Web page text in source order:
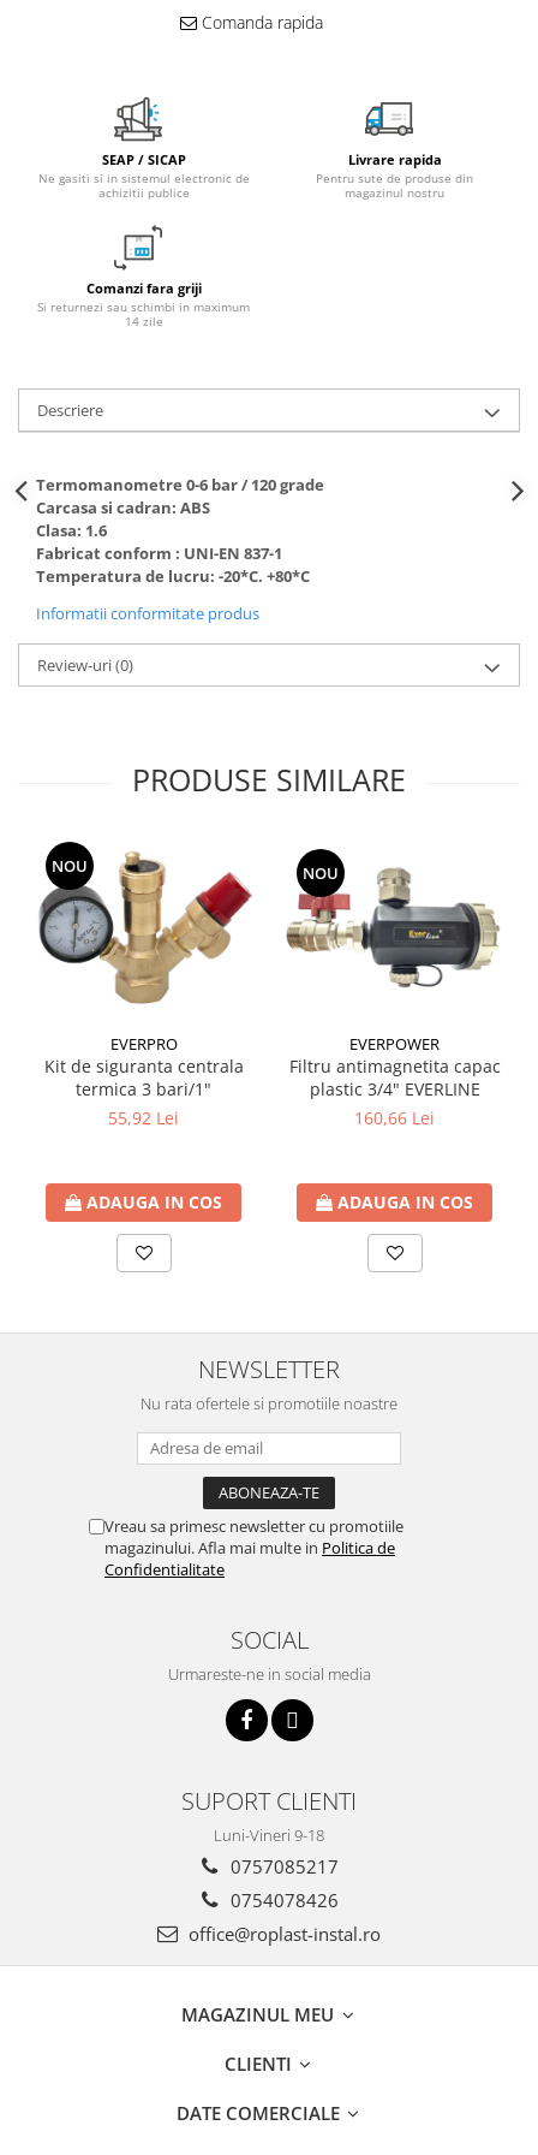
Distribuitor pexal FI-FE cu robinet
Sisteme de canalizare si ape
pluviale
Sistem canalizare interioara
DEDURIZARE
Statii de dedurizare
Comanda rapida
SEAP / SICAP
Ne gasiti si in sistemul electronic de
achizitii publice
Livrare rapida
Pentru sute de produse din
magazinul nostru
Comanzi fara griji
Si returnezi sau schimbi in maximum
14 zile
Descriere
Termomanometre 0-6 bar / 120 grade
Carcasa si cadran: ABS
Clasa: 1.6
Fabricat conform : UNI-EN 837-1
Temperatura de lucru: -20*C. +80*C
Informatii conformitate produs
Review-uri(0)
PRODUSE SIMILARE
NOU
EVERPRO
Kit de siguranta centrala
termica 3 bari/1"
55,92 Lei
ADAUGA IN COS
NOU
EVERPOWER
Filtru antimagnetita capac
plastic 3/4" EVERLINE
160,66 Lei
ADAUGA IN COS
NEWSLETTER
Nu rata ofertele si promotiile noastre
Vreau sa primesc newsletter cu promotiile
magazinului. Afla mai multe in Politica de
Confidentialitate
SOCIAL
Urmareste-ne in social media
SUPORT CLIENTI
Luni-Vineri 9-18
0757085217
0754078426
office@roplast-instal.ro
MAGAZINUL MEU
CLIENTI
DATE COMERCIALE